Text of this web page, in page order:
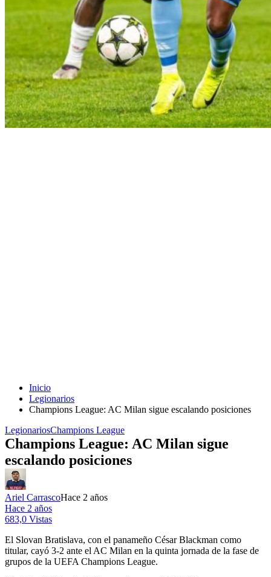
Inicio
Legionarios
Champions League: AC Milan sigue escalando posiciones
LegionariosChampions League
Champions League: AC Milan sigue
escalando posiciones
Ariel CarrascoHace 2 años
Hace 2 años
683,0 Vistas
El Slovan Bratislava, con el panameño César Blackman como
titular, cayó 3-2 ante el AC Milan en la quinta jornada de la fase de
grupos de la UEFA Champions League.